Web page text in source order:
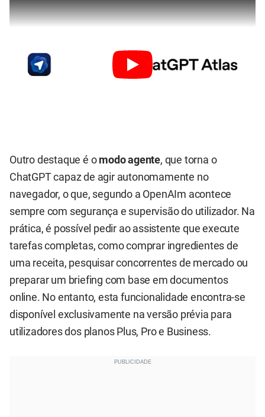
Outro destaque é o modo agente, que torna o
ChatGPT capaz de agir autonomamente no
navegador, o que, segundo a OpenAIm acontece
sempre com segurança e supervisão do utilizador. Na
prática, é possível pedir ao assistente que execute
tarefas completas, como comprar ingredientes de
uma receita, pesquisar concorrentes de mercado ou
preparar um briefing com base em documentos
online. No entanto, esta funcionalidade encontra-se
disponível exclusivamente na versão prévia para
utilizadores dos planos Plus, Pro e Business.